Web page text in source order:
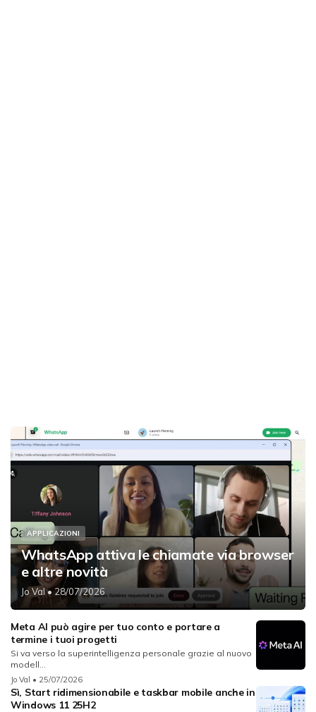
APPLICAZIONI
WhatsApp attiva le chiamate via browser
e altre novità
Jo Val• 28/07/2026
Meta AI può agire per tuo conto e portare a
termine i tuoi progetti
Si va verso la superintelligenza personale grazie al nuovo
modell...
Jo Val • 25/07/2026
Sì, Start ridimensionabile e taskbar mobile anche in
Windows 11 25H2